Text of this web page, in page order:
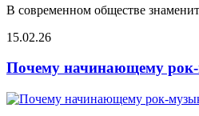
В современном обществе
15.02.26
Почему начинающему рок-